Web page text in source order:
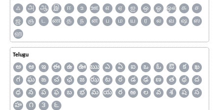
ஃ அ ஆ இ ஈ உ ஊ எ ஏ ஐ ஒ ஓ ஔ க
ச
ஜ
ஞ ட ண த ந ன ப ம ய ர ல வ ஷ
ஸ
ஹ
Telugu
అ ఆ ఇ ఈ ఉ ఊ ఋ ఎ ఏ ఐ ఒ ఓ ఔ క
ఖ
గ
ఘ ఙ చ ఛ జ ఝ ట ఠ డ ఢ ణ త థ
ద
ధ
న ప ఫ బ భ మ య ర ఱ ల వ శ ష
స
హ
౧ ౩ ౬